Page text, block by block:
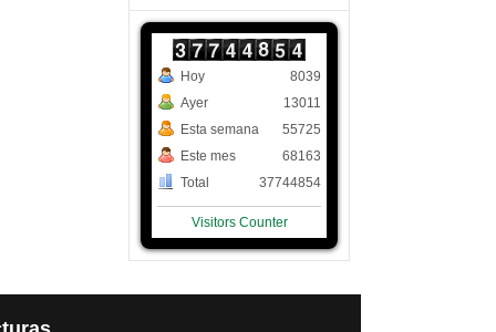
Hoy
Ayer
Esta semana
Este mes
Total
8039
13011
55725
68163
37744854
Visitors Counter
31 Julio 2026